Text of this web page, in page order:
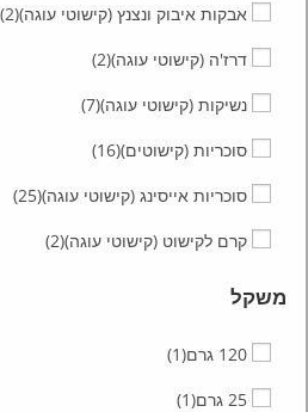
אבקות איבוק ונצנץ (קישוטי עוגה)(2)
דרז'ה (קישוטי עוגה)(2)
נשיקות (קישוטי עוגה)(7)
סוכריות (קישוטים)(16)
סוכריות אייסינג (קישוטי עוגה)(25)
קרם לקישוט (קישוטי עוגה)(2)
משקל
120 גרם
(1)
25 גרם
(1)